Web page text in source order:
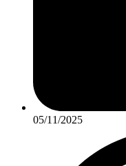
05/11/2025